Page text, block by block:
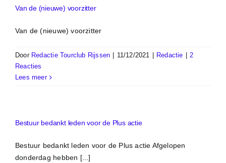
Van de (nieuwe) voorzitter
Van de (nieuwe) voorzitter
Door Redactie Tourclub Rijssen 11/12/2021 Redactie
2
Reacties
Lees meer
Bestuur bedankt leden voor de Plus actie
Bestuur bedankt leden voor de Plus actie Afgelopen
donderdag hebben [...]